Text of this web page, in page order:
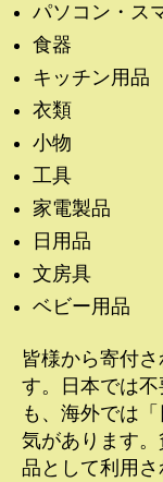
パソコン・ス
食器
キッチン用品
衣類
小物
工具
家電製品
日用品
文房具
ベビー用品
皆様から寄付
す。日本では
も、海外では
気があります
品として利用